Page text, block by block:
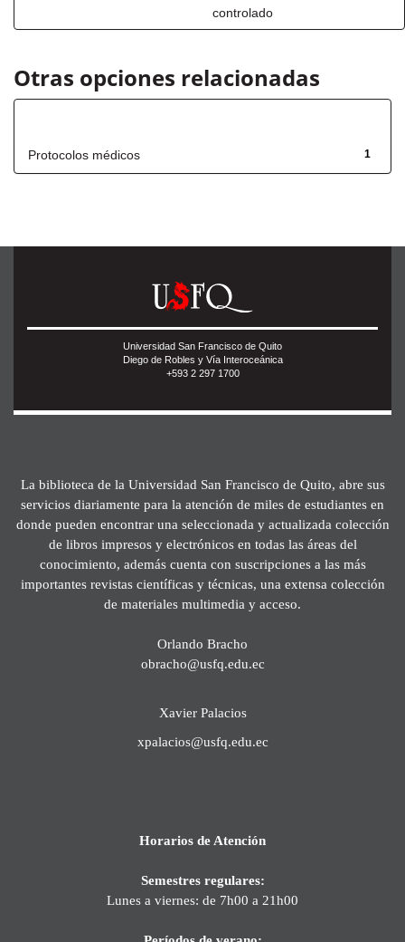
controlado
Otras opciones relacionadas
1
Protocolos médicos
Universidad San Francisco de Quito
Diego de Robles y Vía Interoceánica
+593 2 297 1700
La biblioteca de la Universidad San Francisco de Quito, abre sus
servicios diariamente para la atención de miles de estudiantes en
donde pueden encontrar una seleccionada y actualizada colección
de libros impresos y electrónicos en todas las áreas del
conocimiento, además cuenta con suscripciones a las más
importantes revistas científicas y técnicas, una extensa colección
de materiales multimedia y acceso.
Orlando Bracho
obracho@usfq.edu.ec
Xavier Palacios
xpalacios@usfq.edu.ec
Horarios de Atención
Semestres regulares:
Lunes a viernes: de 7h00 a 21h00